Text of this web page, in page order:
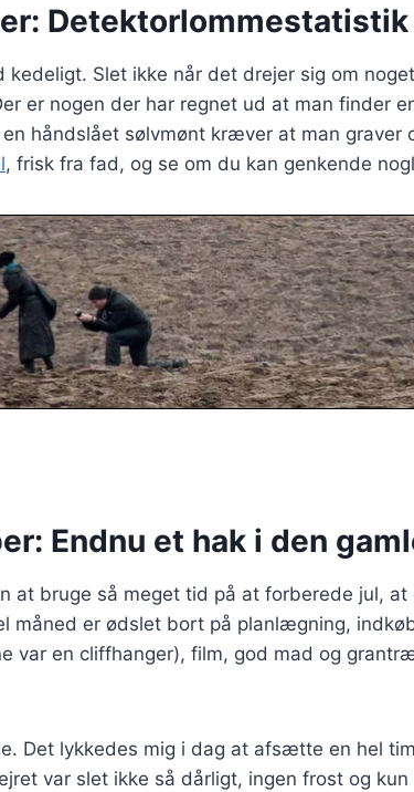
Detektorlommestatistik
kedeligt. Slet ikke når det drejer sig om
er nogen der har regnet ud at man finder
en håndslået sølvmønt kræver at man graver
, frisk fra fad, og se om du kan genkende
Endnu et hak i den
at bruge så meget tid på at forberede jul,
måned er ødslet bort på planlægning,
var en cliffhanger), film, god mad og
Det lykkedes mig i dag at afsætte en hel
var slet ikke så dårligt, ingen frost og